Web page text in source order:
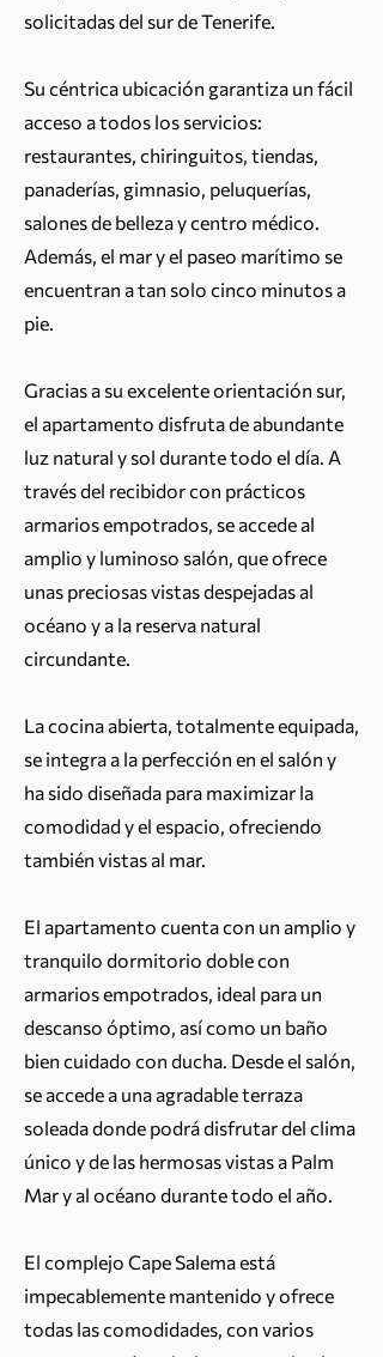
solicitadas del sur de Tenerife.
Su céntrica ubicación garantiza un fácil
acceso a todos los servicios:
restaurantes, chiringuitos, tiendas,
panaderías, gimnasio, peluquerías,
salones de belleza y centro médico.
Además, el mar y el paseo marítimo se
encuentran a tan solo cinco minutos a
pie.
Gracias a su excelente orientación sur,
el apartamento disfruta de abundante
luz natural y sol durante todo el día. A
través del recibidor con prácticos
armarios empotrados, se accede al
amplio y luminoso salón, que ofrece
unas preciosas vistas despejadas al
océano y a la reserva natural
circundante.
La cocina abierta, totalmente equipada,
se integra a la perfección en el salón y
ha sido diseñada para maximizar la
comodidad y el espacio, ofreciendo
también vistas al mar.
El apartamento cuenta con un amplio y
tranquilo dormitorio doble con
armarios empotrados, ideal para un
descanso óptimo, así como un baño
bien cuidado con ducha. Desde el salón,
se accede a una agradable terraza
soleada donde podrá disfrutar del clima
único y de las hermosas vistas a Palm
Mar y al océano durante todo el año.
El complejo Cape Salema está
impecablemente mantenido y ofrece
todas las comodidades, con varios